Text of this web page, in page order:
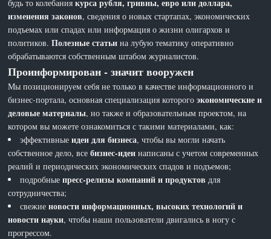
будь то колебания
изменения законов, сведения о новых стартапах, экономических
подъемах или спадах или информация о жизни олигархов и
политиков.Полезные статьи на лубую тематику оперативно
обрабатываются собственным штабом журналистов.
Проинформирован - значит вооружен
Мы позиционируем себя не только в качестве информационного и
бизнес-портала, основная специализация которогоэкономические и
деловые материалы, но также и образовательным проектом, на
котором вы можете ознакомиться с такими материалами, как:
эффективныеидеи для бизнеса, чтобы вы могли начать
собственное дело, всебизнес-идеи написаны с учетом современных
реалий и периодических экономических спадов и подъемов;
подробныепресс-релизы компаний и продуктов для
сотрудничества;
свежиеновости информационных, высоких технологий и
новости науки, чтобы наши пользователи двигались в ногу с
прогрессом.